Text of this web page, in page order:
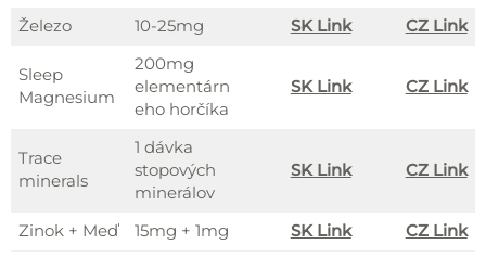
Železo 10-25mg SK Link CZ Link
Sleep
Magnesium
200mg
elementárn
eho horčíka
SK Link CZ Link
Trace
minerals
1 dávka
stopových
minerálov
SK Link CZ Link
Zinok + Meď 15mg + 1mg SK Link CZ Link